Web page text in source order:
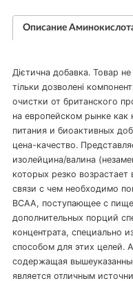
Описание
Дієтична добавка. Товар
тільки дозволені
очистки от британского
на европейском рынке
питания и биоактивных
цена-качество.
изолейцина/валина
которых резко возрастает
связи с чем необходимо
BCAA, поступающее с
дополнительных порций
концентрата, специально
способом для этих целей.
содержащая
является отличным